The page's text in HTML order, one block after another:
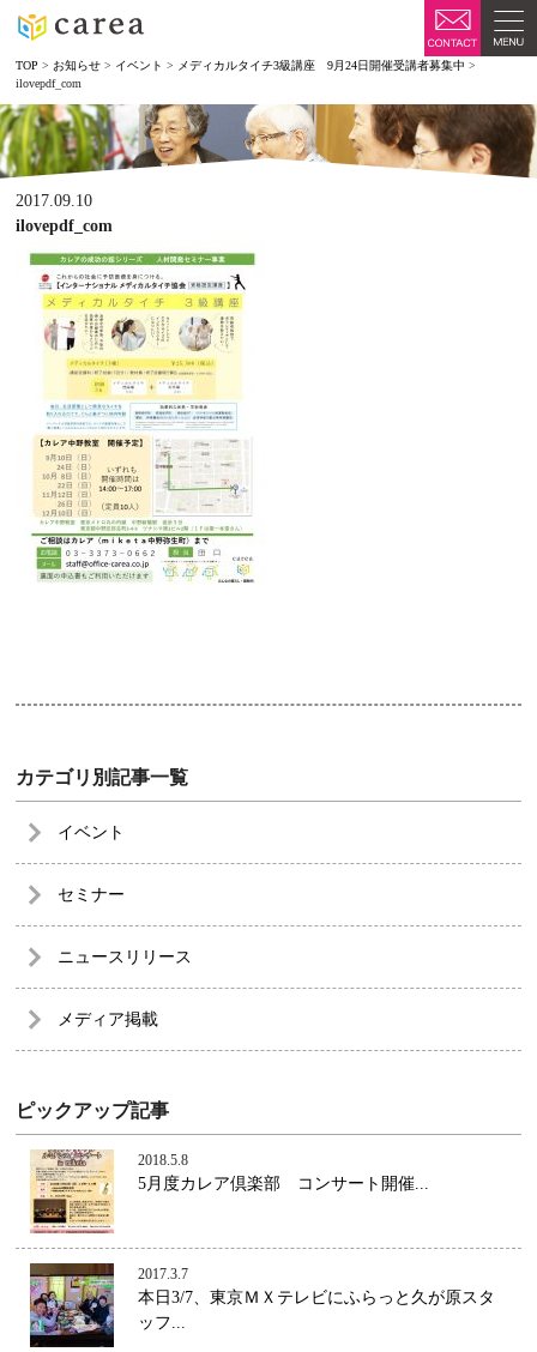
TOP > お知らせ > イベント > メディカルタイチ3級講座 9月24日開催受講者募集中 >
ilovepdf_com
2017.09.10
ilovepdf_com
カテゴリ別記事一覧
イベント
セミナー
ニュースリリース
メディア掲載
ピックアップ記事
2018.5.8
5月度カレア倶楽部 コンサート開催...
2017.3.7
本日3/7、東京ＭＸテレビにふらっと久が原スタ
ッフ...